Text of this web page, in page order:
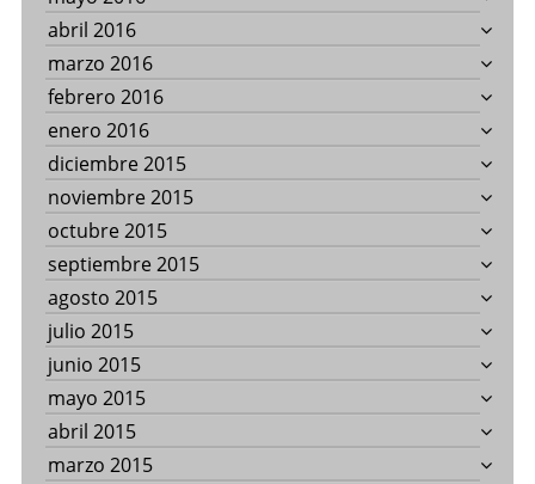
abril 2016
marzo 2016
febrero 2016
enero 2016
diciembre 2015
noviembre 2015
octubre 2015
septiembre 2015
agosto 2015
julio 2015
junio 2015
mayo 2015
abril 2015
marzo 2015